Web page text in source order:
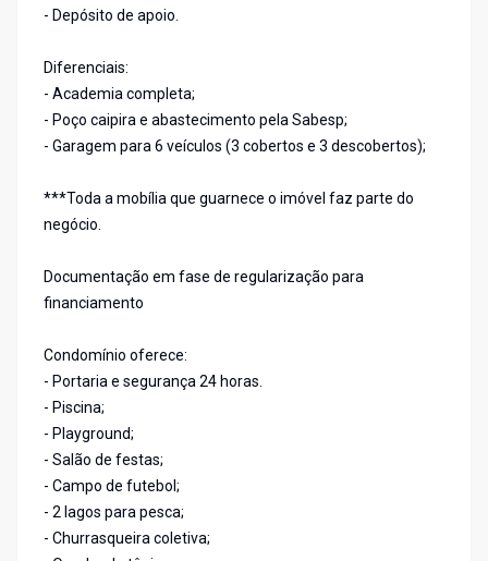
- Depósito de apoio.
Diferenciais:
- Academia completa;
- Poço caipira e abastecimento pela Sabesp;
- Garagem para 6 veículos (3 cobertos e 3 descobertos);
***Toda a mobília que guarnece o imóvel faz parte do
negócio.
Documentação em fase de regularização para
financiamento
Condomínio oferece:
- Portaria e segurança 24 horas.
- Piscina;
- Playground;
- Salão de festas;
- Campo de futebol;
- 2 lagos para pesca;
- Churrasqueira coletiva;